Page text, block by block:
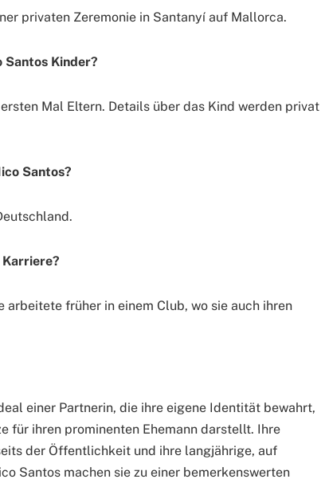
privaten Zeremonie in Santanyí auf Mallorca.
Santos Kinder?
Mal Eltern. Details über das Kind werden privat
Santos?
Karriere?
früher in einem Club, wo sie auch ihren
einer Partnerin, die ihre eigene Identität bewahrt,
für ihren prominenten Ehemann darstellt. Ihre
der Öffentlichkeit und ihre langjährige, auf
Santos machen sie zu einer bemerkenswerten